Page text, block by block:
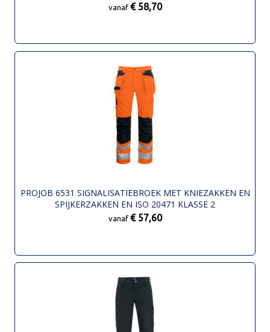
vanaf € 58,70
PROJOB 6531 SIGNALISATIEBROEK MET KNIEZAKKEN EN
SPIJKERZAKKEN EN ISO 20471 KLASSE 2
vanaf € 57,60